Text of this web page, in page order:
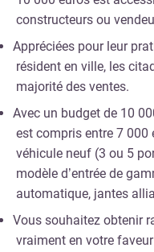
constructeurs ou
Appréciées pour leur
résident en ville, les
majorité des ventes.
Avec un budget de 10
est compris entre 7 000
véhicule neuf (3 ou 5
modèle d’entrée de
automatique, jantes
Vous souhaitez obtenir
vraiment en votre